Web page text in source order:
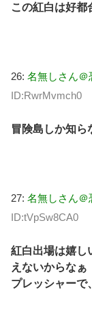
この紅白は好都
26: 名無しさん＠
ID:RwrMvmch0
冒険島しか知ら
27: 名無しさん＠
ID:tVpSw8CA0
紅白出場は嬉し
えないからなぁ
プレッシャーで